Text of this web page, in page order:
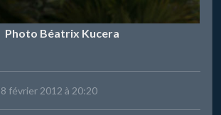
Photo Béatrix Kucera
février 2012 à 20:20